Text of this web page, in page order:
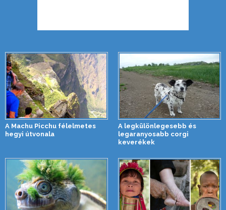
A Machu Picchu félelmetes
hegyi útvonala
A legkülönlegesebb és
legaranyosabb corgi
keverékek